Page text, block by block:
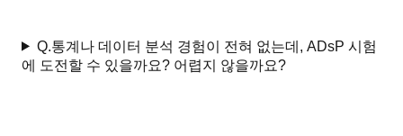
Q.통계나 데이터 분석 경험이 전혀 없는데, ADsP 시험
에 도전할 수 있을까요? 어렵지 않을까요?